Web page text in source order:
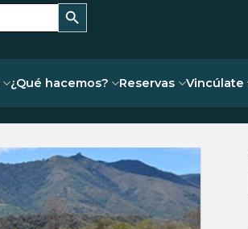
¿Qué hacemos? Reservas Vincúlate